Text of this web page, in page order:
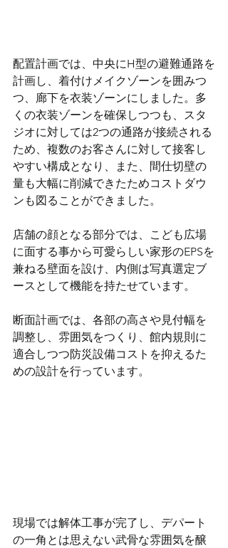
配置計画では、中央にH型の避難通路を
計画し、着付けメイクゾーンを囲みつ
つ、廊下を衣装ゾーンにしました。多
くの衣装ゾーンを確保しつつも、スタ
ジオに対しては2つの通路が接続される
ため、複数のお客さんに対して接客し
やすい構成となり、また、間仕切壁の
量も大幅に削減できたためコストダウ
ンも図ることができました。
店舗の顔となる部分では、こども広場
に面する事から可愛らしい家形のEPSを
兼ねる壁面を設け、内側は写真選定ブ
ースとして機能を持たせています。
断面計画では、各部の高さや見付幅を
調整し、雰囲気をつくり、館内規則に
適合しつつ防災設備コストを抑えるた
めの設計を行っています。
現場では解体工事が完了し、デパート
の一角とは思えない武骨な雰囲気を醸